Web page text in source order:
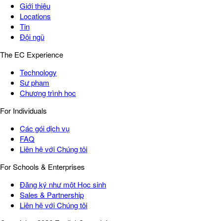
Giới thiệu
Locations
Tin
Đội ngũ
The EC Experience
Technology
Sư phạm
Chương trình học
For Individuals
Các gói dịch vụ
FAQ
Liên hệ với Chúng tôi
For Schools & Enterprises
Đăng ký như một Học sinh
Sales & Partnership
Liên hệ với Chúng tôi